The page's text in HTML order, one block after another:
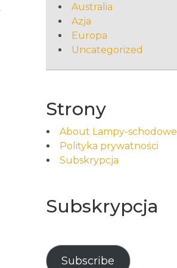
Australia
Azja
Europa
Uncategorized
Strony
About Lampy-schodowe
Polityka prywatności
Subskrypcja
Subskrypcja
Subscribe